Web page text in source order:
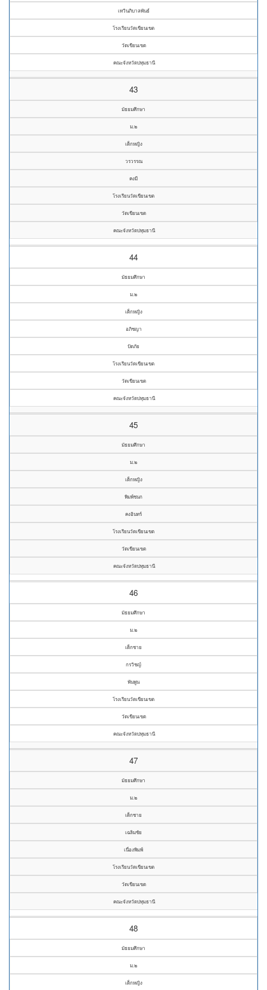
เทวินภิบาลพันธ์
โรงเรียนวัดเขียนเขต
วัดเขียนเขต
คณะจังหวัดปทุมธานี
43
มัธยมศึกษา
ม.๒
เด็กหญิง
วรวรรณ
คงมี
โรงเรียนวัดเขียนเขต
วัดเขียนเขต
คณะจังหวัดปทุมธานี
44
มัธยมศึกษา
ม.๒
เด็กหญิง
อภิชญา
ปัดภัย
โรงเรียนวัดเขียนเขต
วัดเขียนเขต
คณะจังหวัดปทุมธานี
45
มัธยมศึกษา
ม.๒
เด็กหญิง
พิมพ์ชนก
คงอินทร์
โรงเรียนวัดเขียนเขต
วัดเขียนเขต
คณะจังหวัดปทุมธานี
46
มัธยมศึกษา
ม.๒
เด็กชาย
กรวิชญ์
พันพูน
โรงเรียนวัดเขียนเขต
วัดเขียนเขต
คณะจังหวัดปทุมธานี
47
มัธยมศึกษา
ม.๒
เด็กชาย
เฉลิมชัย
เนื่องพิมพ์
โรงเรียนวัดเขียนเขต
วัดเขียนเขต
คณะจังหวัดปทุมธานี
48
มัธยมศึกษา
ม.๒
เด็กหญิง